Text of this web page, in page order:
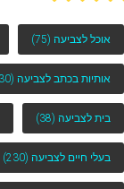
אוכל לצביעה (75)
אותיות בכתב לצביעה (30)
בית לצביעה (38)
בעלי חיים לצביעה (230)